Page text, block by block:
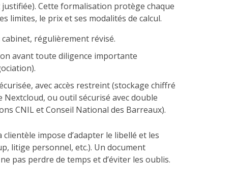
Cette formalisation protège chaque
limites, le prix et ses modalités de calcul.
régulièrement révisé.
avant toute diligence importante
avec accès restreint (stockage chiffré
ou outil sécurisé avec double
CNIL et Conseil National des Barreaux).
clientèle impose d’adapter le libellé et les
litige personnel, etc.). Un document
pas perdre de temps et d’éviter les oublis.